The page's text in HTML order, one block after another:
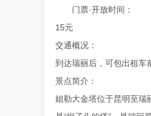
门票·开放时间：
15元
交通概况：
到达瑞丽后，可包出租车
景点简介：
姐勒大金塔位于昆明至瑞